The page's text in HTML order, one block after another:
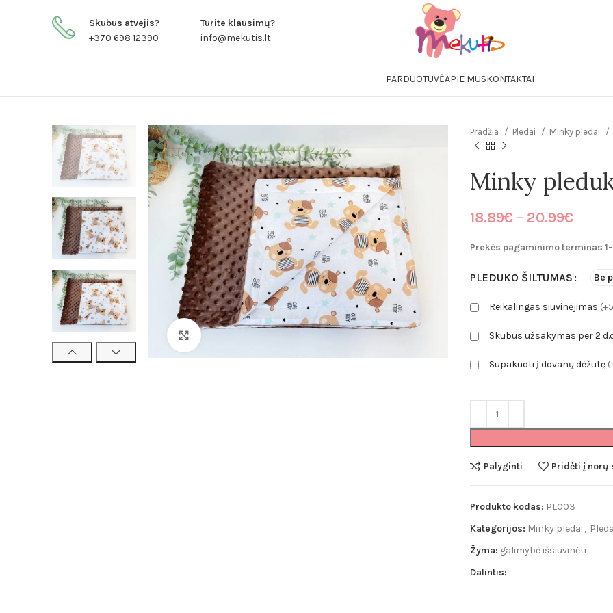
Skubus atvejis?
+370 698 12390
Turite klausimų?
info@mekutis.lt
PARDUOTUVĖAPIE MUSKONTAKTAI
Lovytės
Apsaugėlės
Paklodės
Patalynė
Minky pledai
Puffy pledai
Click to enlarge
Pradžia Pledai Minky pledai
Minky
18.89€ – 20.99€Price
20.99€
Prekės pagaminimo terminas
PLEDUKO ŠILTUMAS Be
Reikalingas siuvinėjimas
Skubus užsakymas per 2
Supakuoti į dovanų dėžutę
Palyginti Pridėti į norų
Produkto kodas: PL003
Kategorijos: Minky pledai ,
Žyma: galimybė išsiuvinėti
Dalintis: